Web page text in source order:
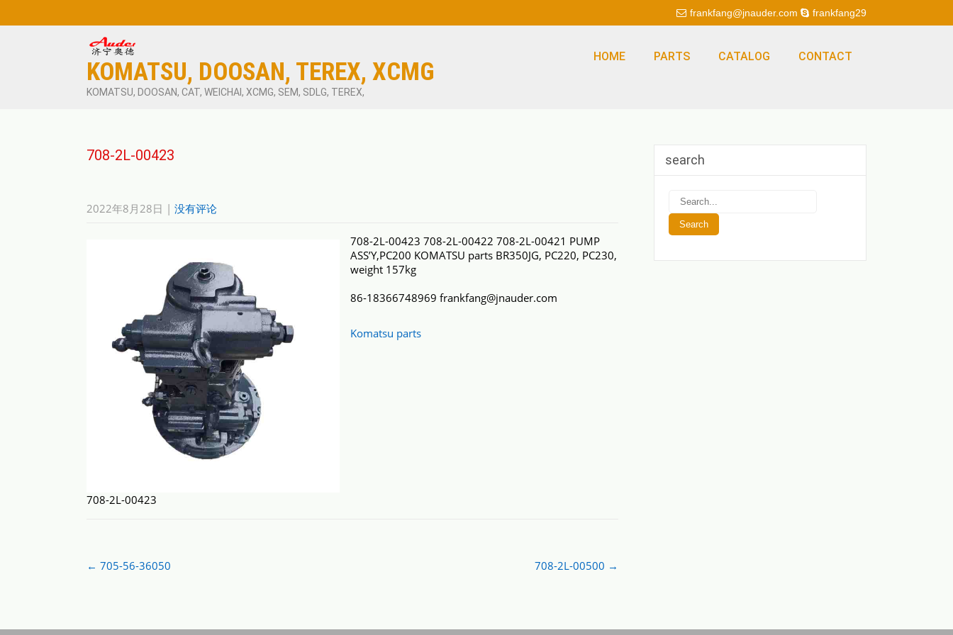
frankfang@jnauder.com frankfang29
KOMATSU, DOOSAN, TEREX, XCMG
KOMATSU, DOOSAN, CAT, WEICHAI, XCMG, SEM, SDLG, TEREX,
HOME PARTS CATALOG CONTACT
708-2L-00423
2022年8月28日 | 没有评论
708-2L-00423
708-2L-00423 708-2L-00422 708-2L-00421 PUMP
ASS’Y,PC200 KOMATSU parts BR350JG, PC220, PC230,
weight 157kg
86-18366748969 frankfang@jnauder.com
Komatsu parts
Post
navigation
← 705-56-36050 708-2L-00500 →
search